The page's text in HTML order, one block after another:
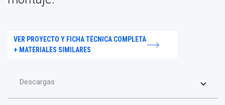
VER PROYECTO Y FICHA TÉCNICA COMPLETA
+ MATERIALES SIMILARES
Descargas